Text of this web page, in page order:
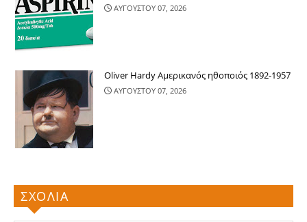
ΑΥΓΟΥΣΤΟΥ 07, 2026
Oliver Hardy Αμερικανός ηθοποιός 1892-1957
ΑΥΓΟΥΣΤΟΥ 07, 2026
ΣΧΟΛΙΑ